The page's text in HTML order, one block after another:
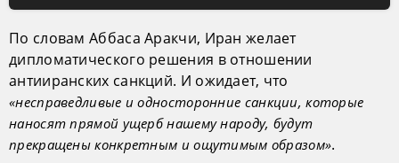
По словам Аббаса Аракчи, Иран желает
дипломатического решения в отношении
антииранских санкций. И ожидает, что
«несправедливые и односторонние санкции, которые
наносят прямой ущерб нашему народу, будут
прекращены конкретным и ощутимым образом».